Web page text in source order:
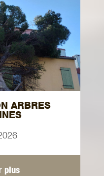
ARBRES
plus